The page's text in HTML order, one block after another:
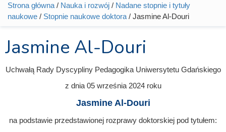
Jesteś tutaj
Strona główna / Nauka i rozwój / Nadane stopnie i tytuły
naukowe / Stopnie naukowe doktora / Jasmine Al-Douri
Jasmine Al-Douri
Uchwałą Rady Dyscypliny Pedagogika Uniwersytetu Gdańskiego
z dnia 05 września 2024roku
Jasmine Al-Douri
na podstawie przedstawionej rozprawy doktorskiej pod tytułem: